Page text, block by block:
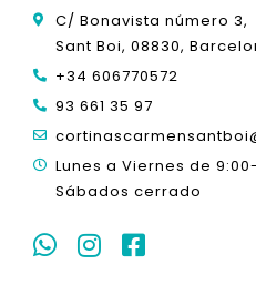
C/ Bonavista número 3,
Sant Boi, 08830,
+34 606770572
93 661 35 97
Lunes a Viernes de
Sábados cerrado